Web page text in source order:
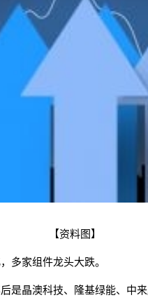
【资料图】
多家组件龙头大跌。
是晶澳科技、隆基绿能、中来